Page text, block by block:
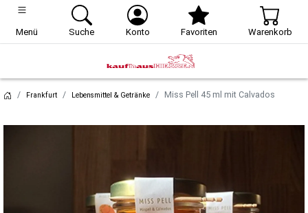
Menü Suche Konto Favoriten Warenkorb
Frankfurt Lebensmittel & Getränke Miss Pell 45 ml mit Calvados